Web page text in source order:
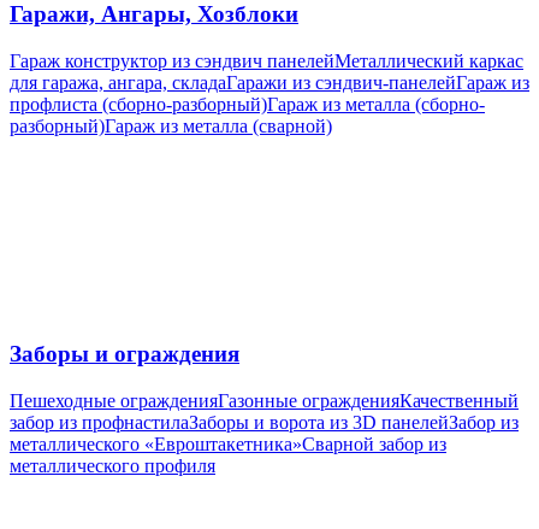
Гаражи, Ангары, Хозблоки
Гараж конструктор из сэндвич панелейМеталлический каркас
для гаража, ангара, складаГаражи из сэндвич-панелейГараж из
профлиста (сборно-разборный)Гараж из металла (сборно-
разборный)Гараж из металла (сварной)
Заборы и ограждения
Пешеходные огражденияГазонные огражденияКачественный
забор из профнастилаЗаборы и ворота из 3D панелейЗабор из
металлического «Евроштакетника»Сварной забор из
металлического профиля